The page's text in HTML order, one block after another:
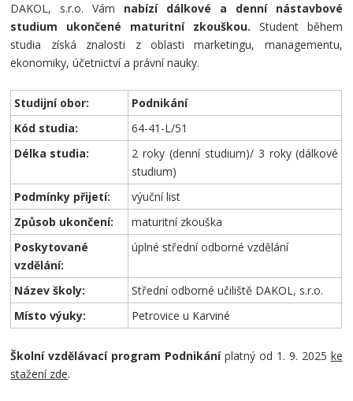
DAKOL, s.r.o. Vám nabízí dálkové a denní nástavbové
studium ukončené maturitní zkouškou.
Student během
studia získá znalosti z oblasti marketingu, managementu,
ekonomiky, účetnictví a právní nauky.
Studijní obor:
Podnikání
Kód studia:
64-41-L/51
Délka studia:
2 roky (denní studium)/ 3 roky (dálkové
studium)
Podmínky přijetí:
výuční list
Způsob ukončení:
maturitní zkouška
Poskytované
vzdělání:
úplné střední odborné vzdělání
Název školy:
Střední odborné učiliště DAKOL, s.r.o.
Místo výuky:
Petrovice u Karviné
Školní vzdělávací program Podnikáníplatný od 1. 9. 2025 ke
stažení zde.